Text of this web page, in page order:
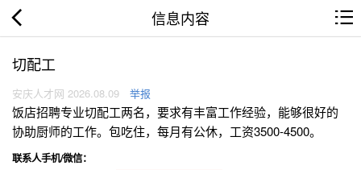
信息内容
切配工
安庆人才网 2026.08.09 举报
饭店招聘专业切配工两名，要求有丰富工作经验，能够很好的
协助厨师的工作。包吃住，每月有公休，工资3500-4500。
联系人手机/微信：